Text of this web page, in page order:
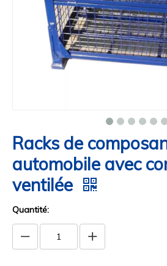
Racks de
automobile avec
ventilée
Quantité: